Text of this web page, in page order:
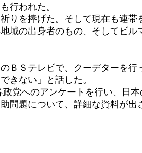
行われた。
を捧げた。そして現在も連帯
の出身者のもの、そしてビル
Ｓテレビで、クーデターを行
できない」と話した。
へのアンケートを行い、日本
問題について、詳細な資料が出